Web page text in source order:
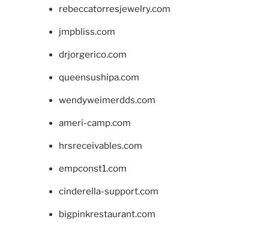
rebeccatorresjewelry.com
jmpbliss.com
drjorgerico.com
queensushipa.com
wendyweimerdds.com
ameri-camp.com
hrsreceivables.com
empconst1.com
cinderella-support.com
bigpinkrestaurant.com